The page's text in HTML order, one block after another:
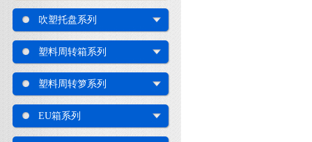
吹塑托盘系列
塑料周转箱系列
塑料周转箩系列
EU箱系列